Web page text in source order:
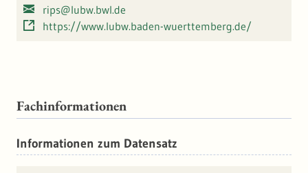
rips@lubw.bwl.de
https://www.lubw.baden-wuerttemberg.de/
Fachinformationen
Informationen zum Datensatz